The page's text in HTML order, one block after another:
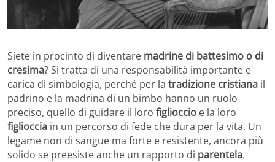
Siete in procinto di diventare madrine di battesimo o di
cresima? Si tratta di una responsabilità importante e
carica di simbologia, perché per la tradizione cristiana il
padrino e la madrina di un bimbo hanno un ruolo
preciso, quello di guidare il loro figlioccio e la loro
figlioccia in un percorso di fede che dura per la vita. Un
legame non di sangue ma forte e resistente, ancora più
solido se preesiste anche un rapporto di parentela.